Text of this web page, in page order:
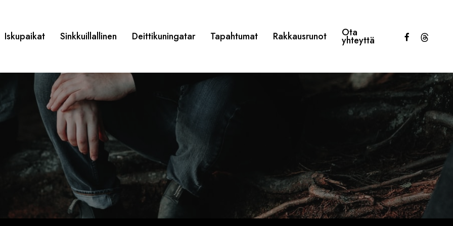
Iskupaikat Sinkkuillallinen Deittikuningatar Tapahtumat Rakkausrunot Ota
yhteyttä facebookthreads